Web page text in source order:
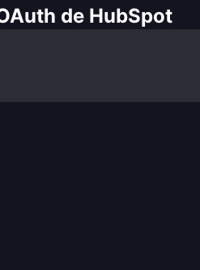
de HubSpot